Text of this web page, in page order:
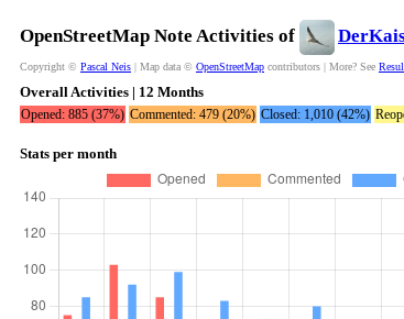
OpenStreetMap Note Activities of
Copyright © Pascal Neis | Map data © OpenStreetMap contributors | More? See
Overall Activities | 12 Months
Opened: 885 (37%) Commented: 479 (20%) Closed: 1,010 (42%)
Stats per month